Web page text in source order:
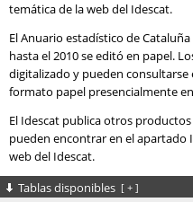
temática de la web del Idescat.
El Anuario estadístico de
hasta el 2010 se editó en papel.
digitalizado y pueden consultarse
formato papel presencialmente
El Idescat publica otros
pueden encontrar en el apartado
web del Idescat.
Tablas disponibles [ + ]